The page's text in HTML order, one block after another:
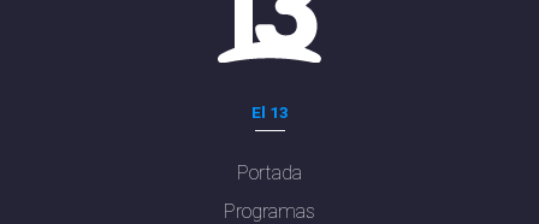
El 13
Portada
Programas